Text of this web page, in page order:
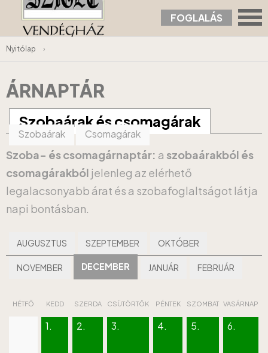
FOGLALÁS
Nyitólap ›
ÁRNAPTÁR
Szobaárak és csomagárak
Szobaárak Csomagárak
Szoba- és csomagárnaptár: a szobaárakból és
csomagárakból jelenleg az elérhető
legalacsonyabb árat és a szobafoglaltságot látja
napi bontásban.
AUGUSZTUS SZEPTEMBER OKTÓBER
NOVEMBER DECEMBER JANUÁR FEBRUÁR
HÉTFŐ KEDD SZERDA CSÜTÖRTÖK PÉNTEK SZOMBAT VASÁRNAP
1. 2. 3. 4. 5. 6.